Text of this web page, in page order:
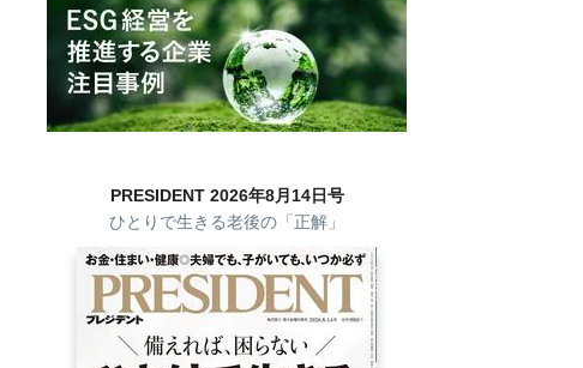
PRESIDENT 2026年8月14日号
ひとりで生きる老後の「正解」